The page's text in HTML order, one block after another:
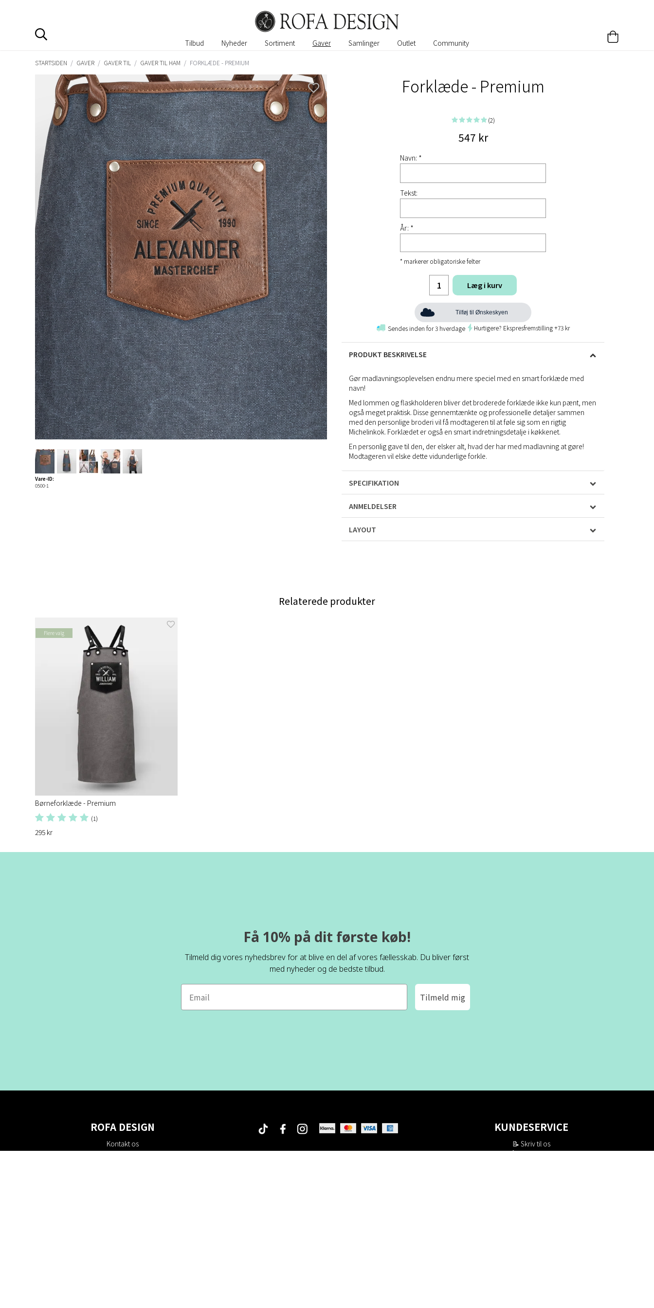
Tilbud Nyheder Sortiment Gaver Samlinger Outlet Community
STARTSIDEN / GAVER / GAVER TIL / GAVER TIL HAM / FORKLÆDE - PREMIUM
Forklæde - Premium
(2)
547 kr
Navn: *
Tekst:
År: *
* markerer obligatoriske felter
Læg i kurv
Tilføj til Ønskeskyen
Sendes inden for 3 hverdage Hurtigere? Ekspresfremstilling +73 kr
PRODUKT BESKRIVELSE
Gør madlavningsoplevelsen endnu mere speciel med en smart forklæde med
navn!
Med lommen og flaskholderen bliver det broderede forklæde ikke kun pænt, men
også meget praktisk. Disse gennemtænkte og professionelle detaljer sammen
med den personlige broderi vil få modtageren til at føle sig som en rigtig
Michelinkok. Forklædet er også en smart indretningsdetalje i køkkenet.
En personlig gave til den, der elsker alt, hvad der har med madlavning at gøre!
Modtageren vil elske dette vidunderlige forkle.
SPECIFIKATION
ANMELDELSER
LAYOUT
Vare-ID:
0500-1
Relaterede produkter
Flere valg
Børneforklæde - Premium
(1)
295 kr
Få 10% på dit første køb!
Tilmeld dig vores nyhedsbrev for at blive en del af vores fællesskab. Du bliver først
med nyheder og de bedste tilbud.
Tilmeld mig
ROFA DESIGN
Kontakt os
KUNDESERVICE
📝 Skriv til os
📞 Telefon: +46 8-530 434 10